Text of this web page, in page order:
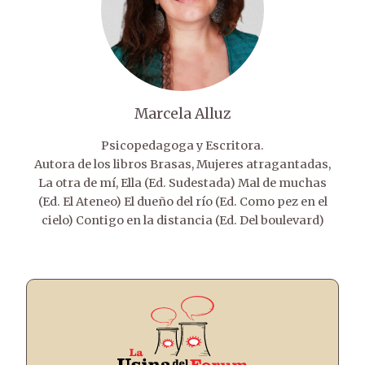
Marcela Alluz
Psicopedagoga y Escritora.
Autora de los libros Brasas, Mujeres atragantadas,
La otra de mí, Ella (Ed. Sudestada) Mal de muchas
(Ed. El Ateneo) El dueño del río (Ed. Como pez en el
cielo) Contigo en la distancia (Ed. Del boulevard)